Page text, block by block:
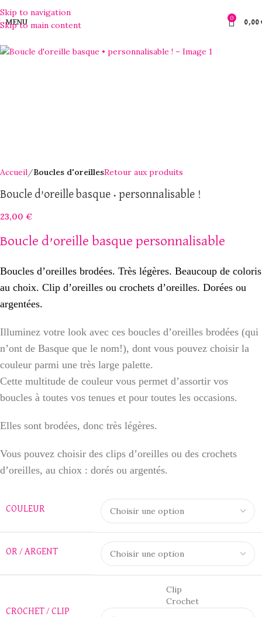
Skip to navigation
Skip to main content
MENU
0
0,00
Accueil Boucles d'oreillesRetour aux produits
Boucle d’oreille basque • personnalisable !
23,00 €
Boucle d’oreille basque personnalisable
Boucles d’oreilles brodées. Très légères. Beaucoup de coloris
au choix. Clip d’oreilles ou crochets d’oreilles. Dorées ou
argentées.
Illuminez votre look avec ces boucles d’oreilles brodées (qui
n’ont de Basque que le nom!), dont vous pouvez choisir la
couleur parmi une très large palette.
Cette multitude de couleur vous permet d’assortir vos
boucles à toutes vos tenues et pour toutes les occasions.
Elles sont brodées, donc très légères.
Vous pouvez choisir des clips d’oreilles ou des crochets
d’oreilles, au chiox : dorés ou argentés.
COULEUR
OR / ARGENT
CROCHET / CLIP
Clip
Crochet